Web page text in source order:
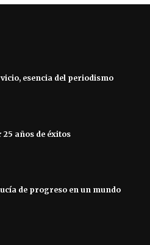
esencia del periodismo
años de éxitos
de progreso en un mundo